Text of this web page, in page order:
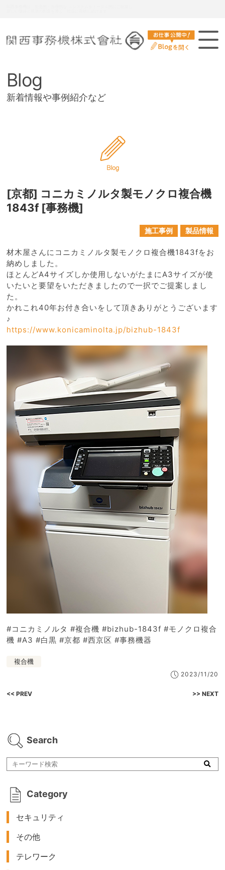
Blog
新着情報や事例紹介など
[京都] コニカミノルタ製モノクロ複合機
1843f [事務機]
施工事例 製品情報
材木屋さんにコニカミノルタ製モノクロ複合機1843fをお
納めしました。
ほとんどA4サイズしか使用しないがたまにA3サイズが使
いたいと要望をいただきましたので一択でご提案しまし
た。
かれこれ40年お付き合いをして頂きありがとうございます
♪
https://www.konicaminolta.jp/bizhub-1843f
#コニカミノルタ #複合機 #bizhub-1843f #モノクロ複合
機 #A3 #白黒 #京都 #西京区 #事務機器
複合機
2023/11/20
<< PREV >> NEXT
Search
Category
セキュリティ
その他
テレワーク